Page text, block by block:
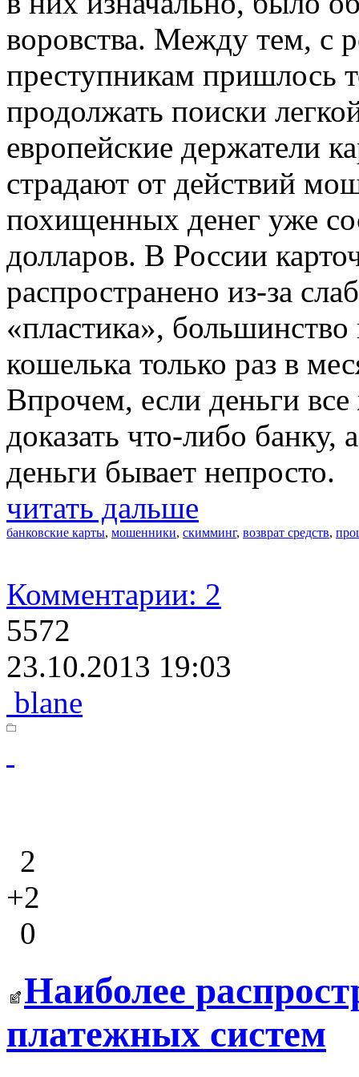
воровства. Между тем, с
преступникам пришлось
продолжать поиски
европейские держатели
страдают от действий
похищенных денег уже
долларов. В России
распространено из-за
«пластика»,
кошелька только раз в
Впрочем, если деньги
доказать что-либо банку,
деньги бывает непросто.
читать дальше
банковские карты, мошенники, скимминг, возврат средств,
Комментарии: 2
5572
23.10.2013 19:03
blane
2
+2
0
Наиболее
платежных систем